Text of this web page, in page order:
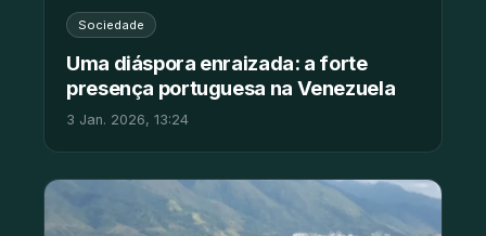
Sociedade
Uma diáspora enraizada: a forte
presença portuguesa na Venezuela
3 Jan. 2026, 13:24